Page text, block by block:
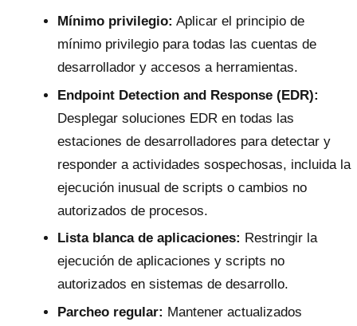
Mínimo privilegio: Aplicar el principio de
mínimo privilegio para todas las cuentas de
desarrollador y accesos a herramientas.
Endpoint Detection and Response (EDR):
Desplegar soluciones EDR en todas las
estaciones de desarrolladores para detectar y
responder a actividades sospechosas, incluida la
ejecución inusual de scripts o cambios no
autorizados de procesos.
Lista blanca de aplicaciones: Restringir la
ejecución de aplicaciones y scripts no
autorizados en sistemas de desarrollo.
Parcheo regular: Mantener actualizados